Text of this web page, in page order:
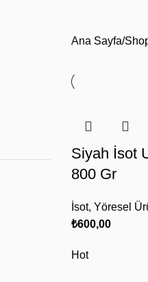
Ana Sayfa
Siyah İsot
800 Gr
İsot, Yöresel
₺600,00
Hot